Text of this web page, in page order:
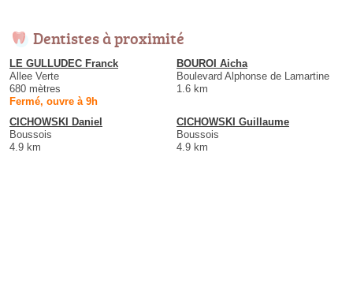
Dentistes à proximité
LE GULLUDEC Franck
Allee Verte
680 mètres
Fermé, ouvre à 9h
BOUROI Aicha
Boulevard Alphonse de Lamartine
1.6 km
CICHOWSKI Daniel
Boussois
4.9 km
CICHOWSKI Guillaume
Boussois
4.9 km